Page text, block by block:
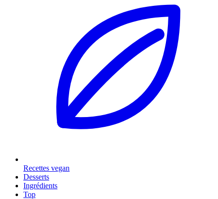
Recettes vegan
Desserts
Ingrédients
Top